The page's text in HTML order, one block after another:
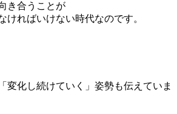
き合うことが
ければいけない時代なのです。
変化し続けていく」姿勢も伝えていま